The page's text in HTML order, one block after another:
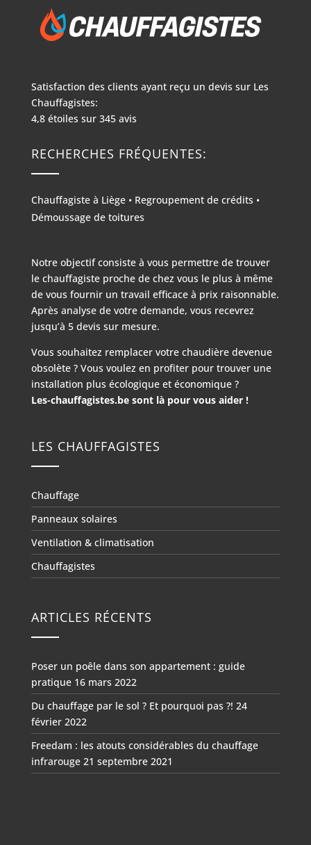
Satisfaction des clients ayant reçu un devis sur Les
Chauffagistes:
4,8étoiles sur 345avis
RECHERCHES FRÉQUENTES:
Chauffagiste à Liège• Regroupement de crédits •
Démoussage de toitures
Notre objectif consiste à vous permettre de trouver
le chauffagiste proche de chez vous le plus à même
de vous fournir un travail efficace à prix raisonnable.
Après analyse de votre demande, vous recevrez
jusqu’à 5 devis sur mesure.
Vous souhaitez remplacer votre chaudière devenue
obsolète ? Vous voulez en profiter pour trouver une
installation plus écologique et économique ?
Les-chauffagistes.be sont là pour vous aider !
LES CHAUFFAGISTES
Chauffage
Panneaux solaires
Ventilation & climatisation
Chauffagistes
ARTICLES RÉCENTS
Poser un poêle dans son appartement : guide
pratique 16 mars 2022
Du chauffage par le sol ? Et pourquoi pas ?! 24
février 2022
Freedam : les atouts considérables du chauffage
infrarouge 21 septembre 2021